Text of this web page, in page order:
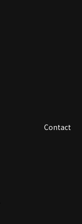
Contact